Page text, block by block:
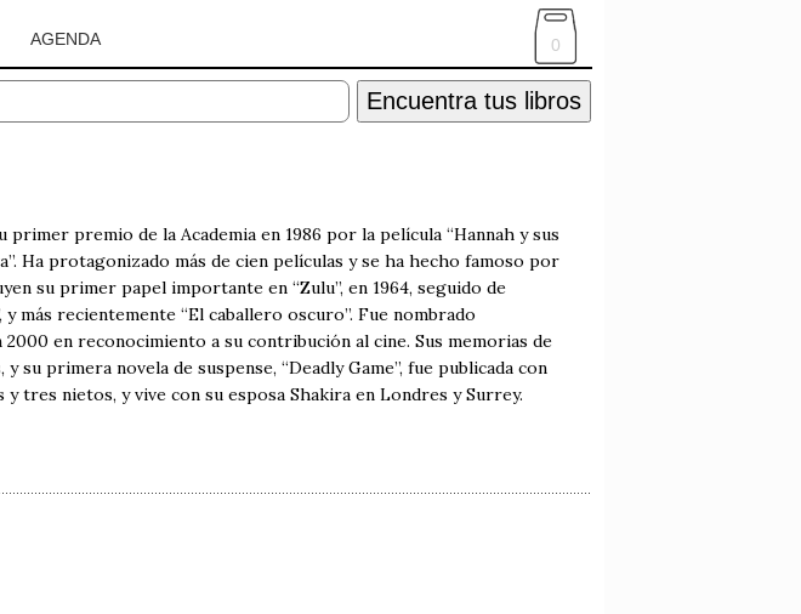
AGENDA 0
Encuentra tus libros
premio de la Academia en 1986 por la película “Hannah y sus
Ha protagonizado más de cien películas y se ha hecho famoso por
su primer papel importante en “Zulu”, en 1964, seguido de
y más recientemente “El caballero oscuro”. Fue nombrado
en reconocimiento a su contribución al cine. Sus memorias de
primera novela de suspense, “Deadly Game”, fue publicada con
y tres nietos, y vive con su esposa Shakira en Londres y Surrey.